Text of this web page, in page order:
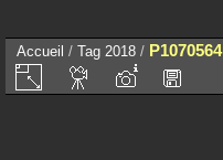
Accueil / Tag 2018 / P1070564